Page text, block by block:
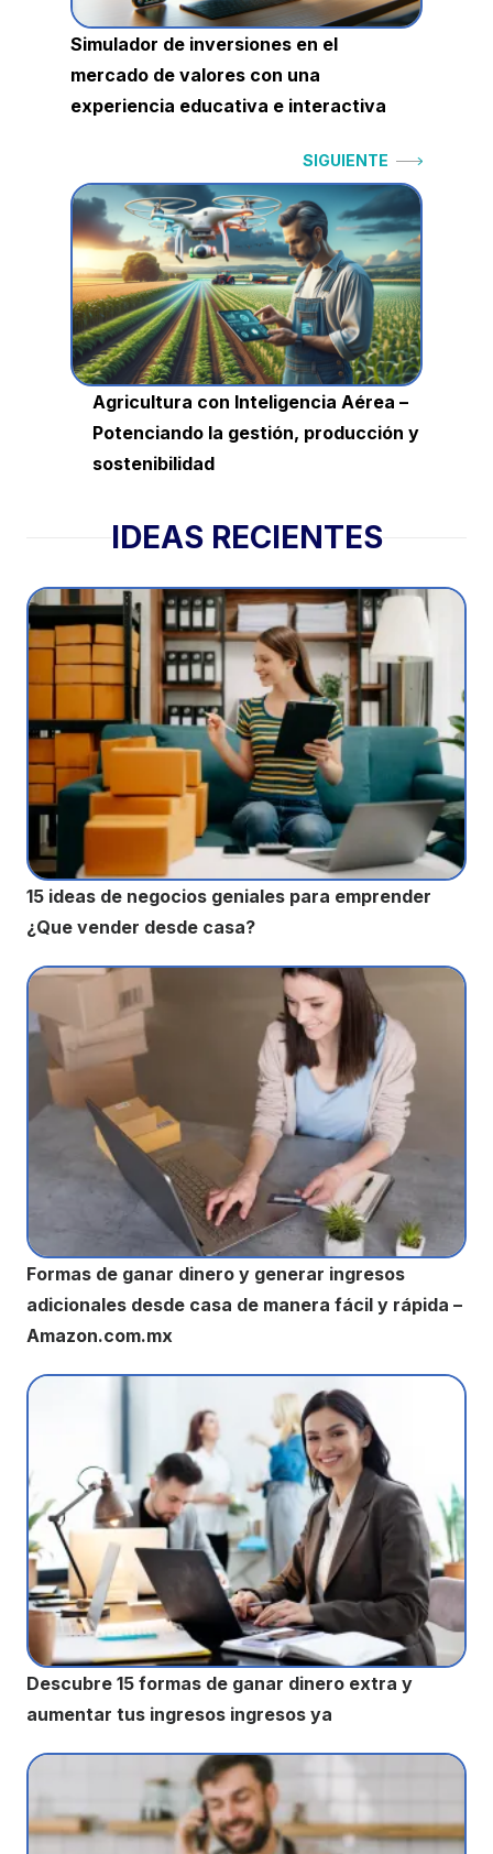
Simulador de inversiones en el
mercado de valores con una
experiencia educativa e interactiva
SIGUIENTE
Agricultura con Inteligencia Aérea –
Potenciando la gestión, producción y
sostenibilidad
IDEAS RECIENTES
15 ideas de negocios geniales para emprender
¿Que vender desde casa?
Formas de ganar dinero y generar ingresos
adicionales desde casa de manera fácil y rápida –
Amazon.com.mx
Descubre 15 formas de ganar dinero extra y
aumentar tus ingresos ingresos ya